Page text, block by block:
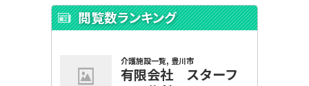
閲覧数ランキング